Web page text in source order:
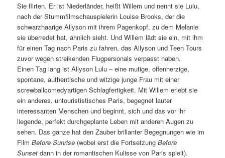
Sie flirten. Er ist Niederländer, heißt Willem und nennt sie Lulu,
nach der Stummfilmschauspielerin Louise Brooks, der die
schwarzhaarige Allyson mit ihrem Pagenkopf, zu dem Melanie
sie überredet hat, ähnlich sieht. Und Willem lädt sie ein, mit ihm
für einen Tag nach Paris zu fahren, das Allyson und Teen Tours
zuvor wegen streikenden Flugpersonals verpasst haben.
Einen Tag lang ist Allyson Lulu – eine mutige, offenherzige,
spontane, authentische und witzige junge Frau mit einer
screwballcomedyartigen Schlagfertigkeit. Mit Willem erlebt sie
ein anderes, untourististisches Paris, begegnet lauter
interessanten Menschen und beginnt, sich und das vor ihr
liegende, perfekt durchgeplante Leben mit anderen Augen zu
sehen. Das ganze hat den Zauber brillanter Begegnungen wie im
FilmBefore Sunrise (wobei erst die FortsetzungBefore
Sunset dann in der romantischen Kulisse von Paris spielt).